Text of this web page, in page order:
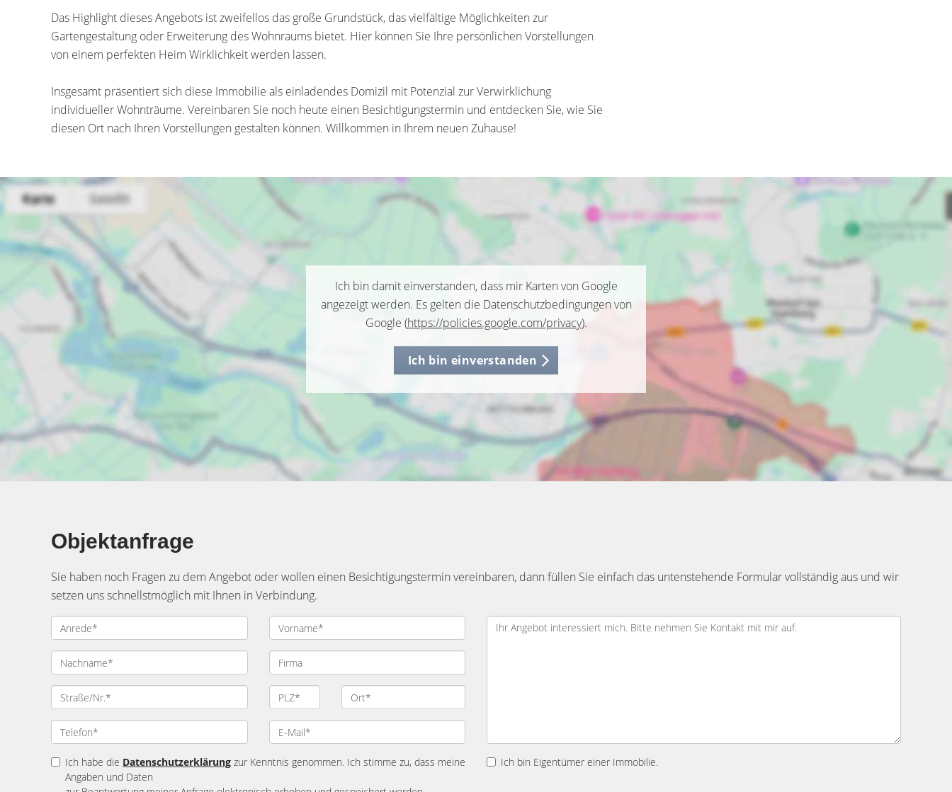
Das Highlight dieses Angebots ist zweifellos das große Grundstück, das vielfältige Möglichkeiten zur
Gartengestaltung oder Erweiterung des Wohnraums bietet. Hier können Sie Ihre persönlichen Vorstellungen
von einem perfekten Heim Wirklichkeit werden lassen.
Insgesamt präsentiert sich diese Immobilie als einladendes Domizil mit Potenzial zur Verwirklichung
individueller Wohnträume. Vereinbaren Sie noch heute einen Besichtigungstermin und entdecken Sie, wie Sie
diesen Ort nach Ihren Vorstellungen gestalten können. Willkommen in Ihrem neuen Zuhause!
Ich bin damit einverstanden, dass mir Karten von Google
angezeigt werden. Es gelten die Datenschutzbedingungen von
Google (https://policies.google.com/privacy).
Ich bin einverstanden
Objektanfrage
Sie haben noch Fragen zu dem Angebot oder wollen einen Besichtigungstermin vereinbaren, dann füllen Sie einfach das untenstehende Formular vollständig aus und wir
setzen uns schnellstmöglich mit Ihnen in Verbindung.
Ich habe die Datenschutzerklärung zur Kenntnis genommen. Ich stimme zu, dass meine
Angaben und Daten
Ich bin Eigentümer einer Immobilie.